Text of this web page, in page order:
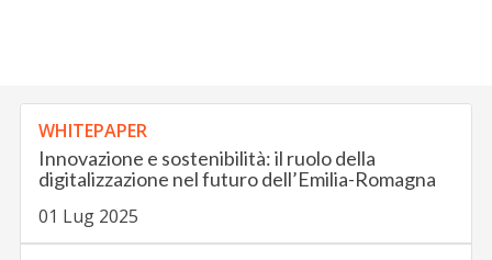
WHITEPAPER
Innovazione e sostenibilità: il ruolo della
digitalizzazione nel futuro dell’Emilia-Romagna
01 Lug 2025